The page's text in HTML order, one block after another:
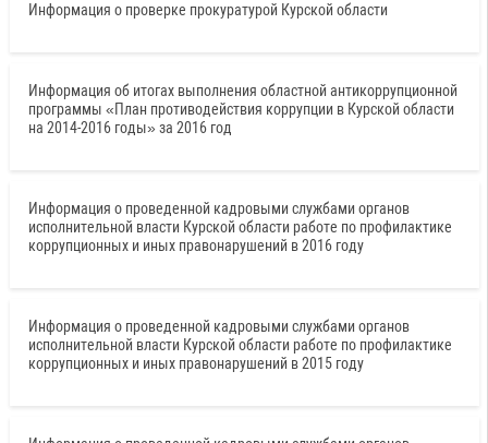
Информация о проверке прокуратурой Курской области
Информация об итогах выполнения областной антикоррупционной
программы «План противодействия коррупции в Курской области
на 2014-2016 годы» за 2016 год
Информация о проведенной кадровыми службами органов
исполнительной власти Курской области работе по профилактике
коррупционных и иных правонарушений в 2016 году
Информация о проведенной кадровыми службами органов
исполнительной власти Курской области работе по профилактике
коррупционных и иных правонарушений в 2015 году